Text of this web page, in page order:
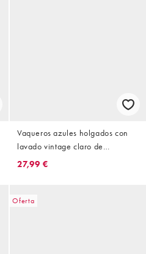
Vaqueros azules holgados con
lavado vintage claro de
Courtside
27,99 €
Oferta